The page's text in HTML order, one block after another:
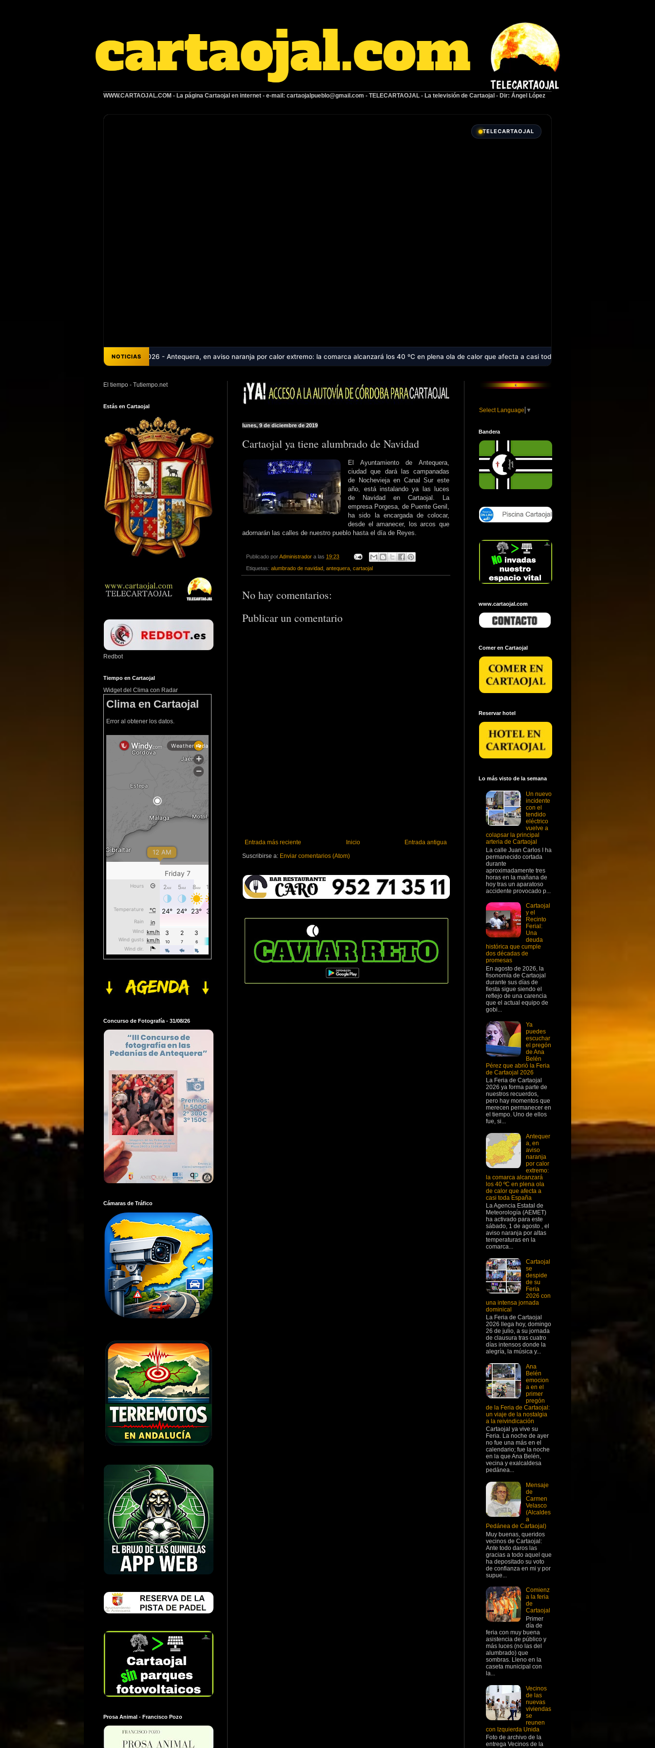
WWW.CARTAOJAL.COM - La página Cartaojal en internet - e-mail: cartaojalpueblo@gmail.com - TELECARTAOJAL - La televisión de Cartaojal - Dir: Ángel López
TELECARTAOJAL
NOTICIAS
Feria de Cartaojal 2026 - Antequera, en aviso naranja por calor extremo: la comarca alcanzará los 40 ºC en plena ola de calor que afecta a casi toda España - Laura Aguilera logra la medalla de plata
lunes, 9 de diciembre de 2019
Cartaojal ya tiene alumbrado de Navidad
El Ayuntamiento de Antequera,
ciudad que dará las campanadas
de Nochevieja en Canal Sur este
año, está instalando ya las luces
de Navidad en Cartaojal. La
empresa Porgesa, de Puente Genil,
ha sido la encargada de colocar,
desde el amanecer, los arcos que
adornarán las calles de nuestro pueblo hasta el día de Reyes.
Publicado porAdministrador a las 19:23
Etiquetas: alumbrado de navidad antequera cartaojal
No hay comentarios:
Publicar un comentario
Entrada más reciente Entrada antigua
Inicio
Suscribirse a: Enviar comentarios (Atom)
El tiempo - Tutiempo.net
Estás en Cartaojal
Redbot
Tiempo en Cartaojal
Widget del Clima con Radar
Clima en Cartaojal
Error al obtener los datos.
Concurso de Fotografía - 31/08/26
Cámaras de Tráfico
Prosa Animal - Francisco Pozo
Select Language ▼
Bandera
www.cartaojal.com
Comer en Cartaojal
Reservar hotel
Lo más visto de la semana
Un nuevo
incidente
con el
tendido
eléctrico
vuelve a
colapsar la principal
arteria de Cartaojal
La calle Juan Carlos I ha
permanecido cortada
durante
aproximadamente tres
horas en la mañana de
hoy tras un aparatoso
accidente provocado p...
Cartaojal
y el
Recinto
Ferial:
Una
deuda
histórica que cumple
dos décadas de
promesas
En agosto de 2026, la
fisonomía de Cartaojal
durante sus días de
fiesta sigue siendo el
reflejo de una carencia
que el actual equipo de
gobi...
Ya
puedes
escuchar
el pregón
de Ana
Belén
Pérez que abrió la Feria
de Cartaojal 2026
La Feria de Cartaojal
2026 ya forma parte de
nuestros recuerdos,
pero hay momentos que
merecen permanecer en
el tiempo. Uno de ellos
fue, si...
Antequer
a, en
aviso
naranja
por calor
extremo:
la comarca alcanzará
los 40 ºC en plena ola
de calor que afecta a
casi toda España
La Agencia Estatal de
Meteorología (AEMET)
ha activado para este
sábado, 1 de agosto , el
aviso naranja por altas
temperaturas en la
comarca...
Cartaojal
se
despide
de su
Feria
2026 con
una intensa jornada
dominical
La Feria de Cartaojal
2026 llega hoy, domingo
26 de julio, a su jornada
de clausura tras cuatro
días intensos donde la
alegría, la música y...
Ana
Belén
emocion
a en el
primer
pregón
de la Feria de Cartaojal:
un viaje de la nostalgia
a la reivindicación
Cartaojal ya vive su
Feria. La noche de ayer
no fue una más en el
calendario; fue la noche
en la que Ana Belén,
vecina y exalcaldesa
pedánea...
Mensaje
de
Carmen
Velasco
(Alcaldes
a
Pedánea de Cartaojal)
Muy buenas, queridos
vecinos de Cartaojal:
Ante todo daros las
gracias a todo aquel que
ha depositado su voto
de confianza en mi y por
supue...
Comienz
a la feria
de
Cartaojal
Primer
día de
feria con muy buena
asistencia de público y
más luces (no las del
alumbrado) que
sombras. Lleno en la
caseta municipal con
la...
Vecinos
de las
nuevas
viviendas
se
reunen
con Izquierda Unida
Foto de archivo de la
entrega Vecinos de la